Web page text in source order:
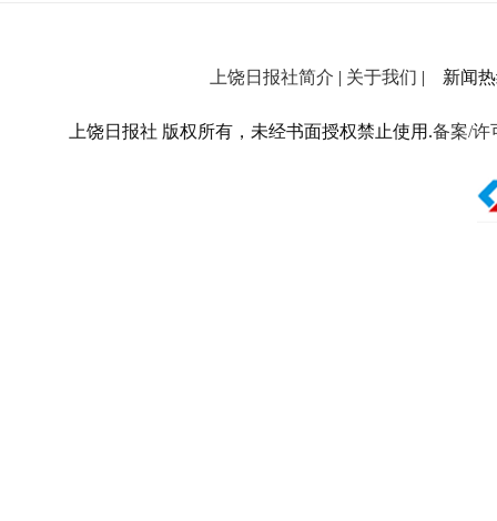
上饶日报社简介 | 关于我们 | 新闻热
上饶日报社 版权所有，未经书面授权禁止使用.备案/许